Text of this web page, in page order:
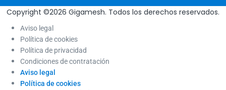
Copyright ©2026 Gigamesh. Todos los derechos reservados.
Aviso legal
Política de cookies
Política de privacidad
Condiciones de contratación
Aviso legal
Política de cookies